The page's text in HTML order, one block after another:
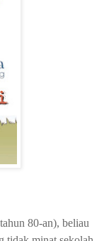
80-an), beliau